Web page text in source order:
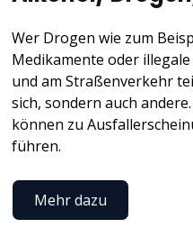
Wer Drogen wie zum
Medikamente oder
und am Straßenverkehr
sich, sondern auch
können zu
führen.
Mehr dazu